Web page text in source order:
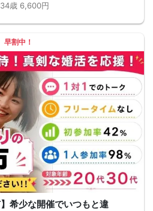
歳 6,600円
早割中！
希少な開催でいつもと違